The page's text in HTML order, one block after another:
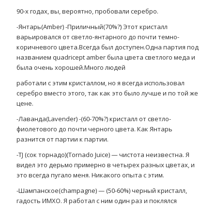
90-х годах, вы, вероятно, пробовали серебро.
-Янтарь(Amber) -Приличный(70%?) Этот кристалл
варьировался от светло-янтарного до почти темно-
коричневого цвета.Всегда был доступен.Одна партия под
названием quadricept amber была цвета светлого меда и
была очень хорошей.Много людей
работали с этим кристаллом, но я всегда использовал
серебро вместо этого, так как это было лучше и по той же
цене.
-Лаванда(Lavender) -(60-70%?) кристалл от светло-
фиолетового до почти черного цвета. Как Янтарь
разнится от партии к партии.
-TJ (сок торнадо)(Tornado Juice) — чистота неизвестна. Я
видел это дерьмо примерно в четырех разных цветах, и
это всегда пугало меня. Никакого опыта с этим.
-Шампанское(champagne) — (50-60%) черный кристалл,
гадость ИМХО. Я работал с ним один раз и поклялся